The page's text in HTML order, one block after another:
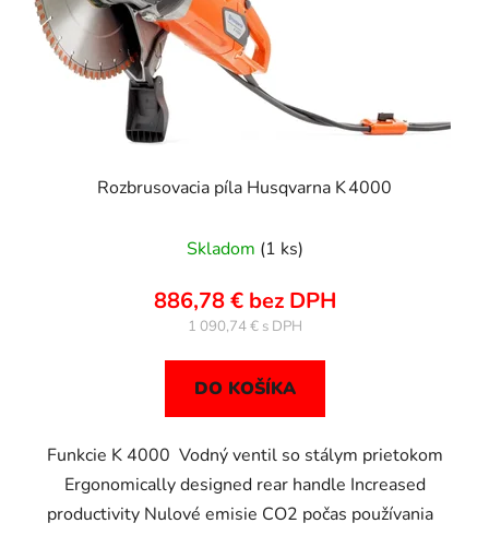
Rozbrusovacia píla Husqvarna K 4000
hodnotenie
produktu
je
z
Skladom (1 ks)
886,78 € bez DPH
1 090,74 €
DO KOŠÍKA
Funkcie K 4000 Vodný ventil so stálym prietokom
Ergonomically designed rear handle Increased
productivity Nulové emisie CO2 počas používania